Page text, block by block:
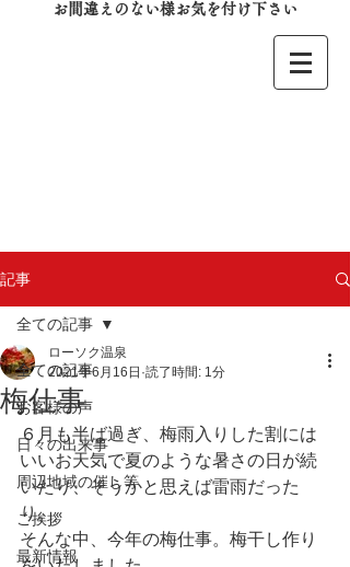
お間違えのない様お気を付け下さい
記事
全ての記事
お客様の声
日々の出来事
周辺地域の催し等
ご挨拶
最新情報
全ての記事
梅仕事
ローソク温泉
2021年6月16日 読了時間: 1分
６月も半ば過ぎ、梅雨入りした割には
いいお天気で夏のような暑さの日が続
いたり、そうかと思えば雷雨だった
り。
そんな中、今年の梅仕事。梅干し作り